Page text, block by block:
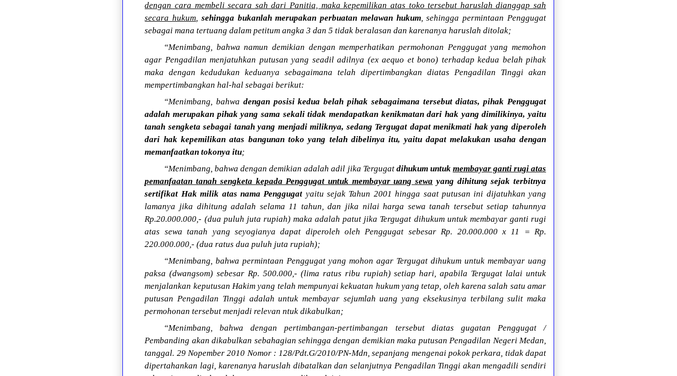
dengan cara membeli secara sah dari Panitia, maka kepemilikan atas toko tersebut haruslah dianggap sah
secara hukum, sehingga bukanlah merupakan perbuatan melawan hukum, sehingga permintaan Penggugat
sebagai mana tertuang dalam petitum angka 3 dan 5 tidak beralasan dan karenanya haruslah ditolak;
“Menimbang, bahwa namun demikian dengan memperhatikan permohonan Penggugat yang memohon
agar Pengadilan menjatuhkan putusan yang seadil adilnya (ex aequo et bono) terhadap kedua belah pihak
maka dengan kedudukan keduanya sebagaimana telah dipertimbangkan diatas Pengadilan Tinggi akan
mempertimbangkan hal-hal sebagai berikut:
“Menimbang, bahwa dengan posisi kedua belah pihak sebagaimana tersebut diatas, pihak Penggugat
adalah merupakan pihak yang sama sekali tidak mendapatkan kenikmatan dari hak yang dimilikinya, yaitu
tanah sengketa sebagai tanah yang menjadi miliknya, sedang Tergugat dapat menikmati hak yang diperoleh
dari hak kepemilikan atas bangunan toko yang telah dibelinya itu, yaitu dapat melakukan usaha dengan
memanfaatkan tokonya itu;
“Menimbang, bahwa dengan demikian adalah adil jika Tergugat dihukum untuk membayar ganti rugi atas
pemanfaatan tanah sengketa kepada Penggugat untuk membayar uang sewa yang dihitung sejak terbitnya
sertifikat Hak milik atas nama Penggugat yaitu sejak Tahun 2001 hingga saat putusan ini dijatuhkan yang
lamanya jika dihitung adalah selama 11 tahun, dan jika nilai harga sewa tanah tersebut setiap tahunnya
Rp.20.000.000,- (dua puluh juta rupiah) maka adalah patut jika Tergugat dihukum untuk membayar ganti rugi
atas sewa tanah yang seyogianya dapat diperoleh oleh Penggugat sebesar Rp. 20.000.000 x 11 = Rp.
220.000.000,- (dua ratus dua puluh juta rupiah);
“Menimbang, bahwa permintaan Penggugat yang mohon agar Tergugat dihukum untuk membayar uang
paksa (dwangsom) sebesar Rp. 500.000,- (lima ratus ribu rupiah) setiap hari, apabila Tergugat lalai untuk
menjalankan keputusan Hakim yang telah mempunyai kekuatan hukum yang tetap, oleh karena salah satu amar
putusan Pengadilan Tinggi adalah untuk membayar sejumlah uang yang eksekusinya terbilang sulit maka
permohonan tersebut menjadi relevan ntuk dikabulkan;
“Menimbang, bahwa dengan pertimbangan-pertimbangan tersebut diatas gugatan Penggugat /
Pembanding akan dikabulkan sebahagian sehingga dengan demikian maka putusan Pengadilan Negeri Medan,
tanggal. 29 Nopember 2010 Nomor : 128/Pdt.G/2010/PN-Mdn, sepanjang mengenai pokok perkara, tidak dapat
dipertahankan lagi, karenanya haruslah dibatalkan dan selanjutnya Pengadilan Tinggi akan mengadili sendiri